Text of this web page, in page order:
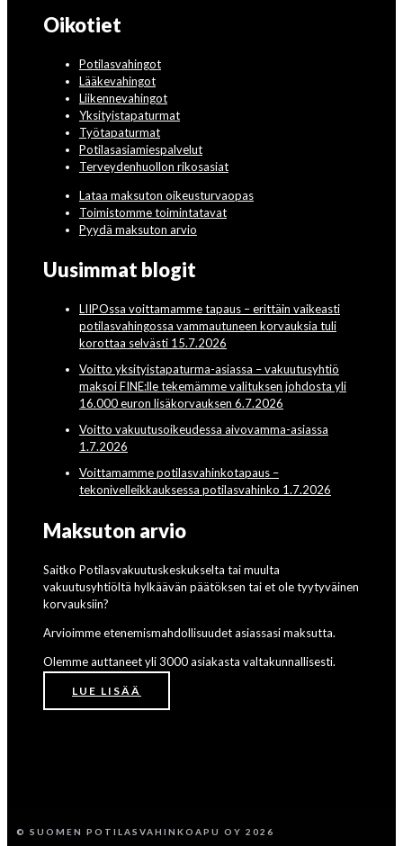
Oikotiet
Potilasvahingot
Lääkevahingot
Liikennevahingot
Yksityistapaturmat
Työtapaturmat
Potilasasiamiespalvelut
Terveydenhuollon rikosasiat
Lataa maksuton oikeusturvaopas
Toimistomme toimintatavat
Pyydä maksuton arvio
Uusimmat blogit
LIIPOssa voittamamme tapaus – erittäin vaikeasti
potilasvahingossa vammautuneen korvauksia tuli
korottaa selvästi 15.7.2026
Voitto yksityistapaturma-asiassa – vakuutusyhtiö
maksoi FINE:lle tekemämme valituksen johdosta yli
16.000 euron lisäkorvauksen 6.7.2026
Voitto vakuutusoikeudessa aivovamma-asiassa
1.7.2026
Voittamamme potilasvahinkotapaus –
tekonivelleikkauksessa potilasvahinko 1.7.2026
Maksuton arvio
Saitko Potilasvakuutuskeskukselta tai muulta
vakuutusyhtiöltä hylkäävän päätöksen tai et ole tyytyväinen
korvauksiin?
Arvioimme etenemismahdollisuudet asiassasi maksutta.
Olemme auttaneet yli 3000 asiakasta valtakunnallisesti.
LUE LISÄÄ
© SUOMEN POTILASVAHINKOAPU OY 2026